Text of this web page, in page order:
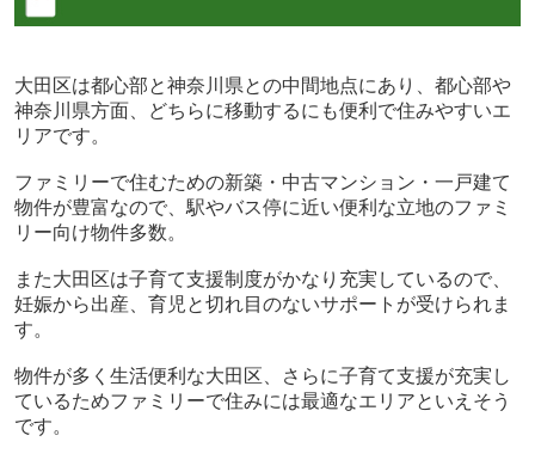
大田区は都心部と神奈川県との中間地点にあり、都心部や
神奈川県方面、どちらに移動するにも便利で住みやすいエ
リアです。
ファミリーで住むための新築・中古マンション・一戸建て
物件が豊富なので、駅やバス停に近い便利な立地のファミ
リー向け物件多数。
また大田区は子育て支援制度がかなり充実しているので、
妊娠から出産、育児と切れ目のないサポートが受けられま
す。
物件が多く生活便利な大田区、さらに子育て支援が充実し
ているためファミリーで住みには最適なエリアといえそう
です。